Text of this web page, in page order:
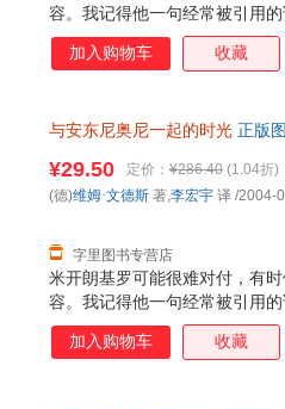
容。我记得他一句经常被引
我而言只意味着一件事：拍电
方式要求我们每个人也这样做
加入购物车 收藏
与安东尼奥尼一起的时光 正版
米开朗基罗可能很难对付，有
容。我记得他一句经常被引
我而言只意味着一件事：拍电
方式要求我们每个人也这样做
¥29.50 定价： ¥286.40 (1.04折)
字里图书专营店
(德)维姆·文德斯 著,李宏宇 译 /2004-
加入购物车 收藏